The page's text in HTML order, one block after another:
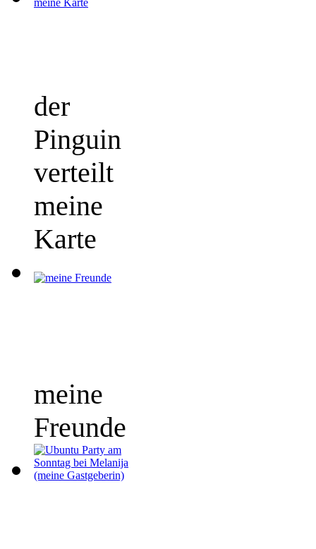
der
Pinguin
verteilt
meine
Karte
meine
Freunde